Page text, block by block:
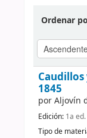
Ordenar
1845
porAljovín
Edición: 1a ed.
Tipo de